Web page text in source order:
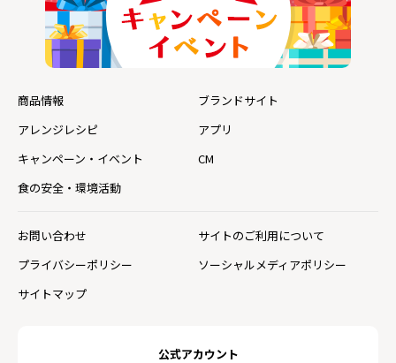
公式アカウント
商品情報
ブランドサイト
アレンジレシピ
アプリ
キャンペーン・イベント
CM
食の安全・環境活動
お問い合わせ
サイトのご利用について
プライバシーポリシー
ソーシャルメディアポリシー
サイトマップ